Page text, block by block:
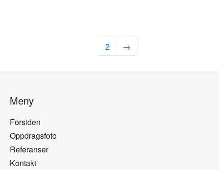
2 →
Meny
Forsiden
Oppdragsfoto
Referanser
Kontakt